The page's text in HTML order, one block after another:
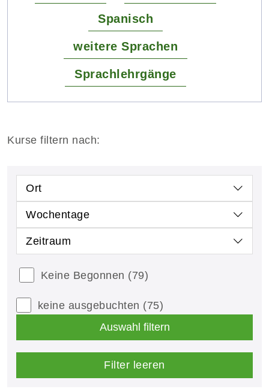
Spanisch
weitere Sprachen
Sprachlehrgänge
Kurse filtern nach:
Ort
Wochentage
Zeitraum
Keine Begonnen (79)
keine ausgebuchten (75)
Auswahl filtern
Filter leeren